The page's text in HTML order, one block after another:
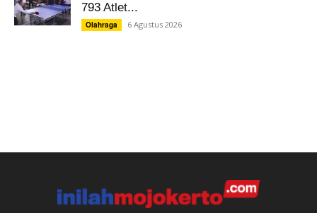
793 Atlet...
Olahraga 6 Agustus 2026